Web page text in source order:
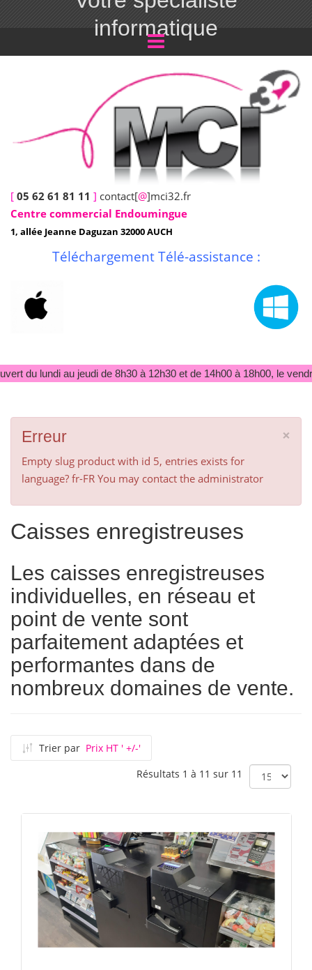
informatique
[ 05 62 61 81 11 ] contact[@]mci32.fr
Centre commercial Endoumingue
1, allée Jeanne Daguzan 32000 AUCH
Téléchargement Télé-assistance :
du lundi au jeudi de 8h30 à 12h30 et de 14h00 à 18h00, le
×
Erreur
Empty slug product with id 5, entries exists for
language? fr-FR You may contact the administrator
Caisses enregistreuses
Les caisses enregistreuses
individuelles, en réseau et
point de vente sont
parfaitement adaptées et
performantes dans de
nombreux domaines de vente.
Trier par Prix HT ' +/-'
Résultats 1 à 11 sur 11